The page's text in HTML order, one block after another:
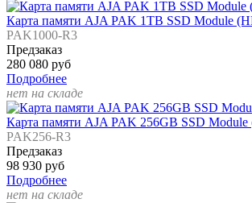
Карта памяти AJA PAK 1TB SSD Module
PAK1000-R3
Предзаказ
280 080 руб
Подробнее
нет на складе
Карта памяти AJA PAK 256GB SSD Module
PAK256-R3
Предзаказ
98 930 руб
Подробнее
нет на складе